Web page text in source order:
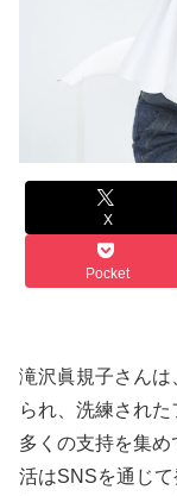
X
Pocket
滝沢眞規子さん
られ、洗練され
多くの支持を集
活はSNSを通じ